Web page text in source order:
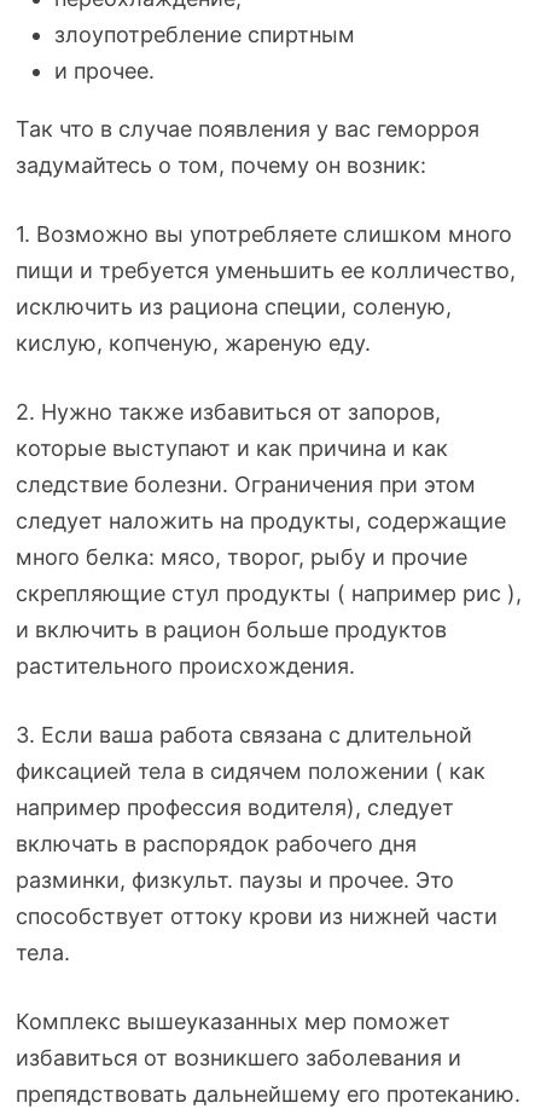
злоупотребление спиртным
и прочее.
Так что в случае появления у вас геморроя
задумайтесь о том, почему он возник:
1. Возможно вы употребляете слишком много
пищи и требуется уменьшить ее колличество,
исключить из рациона специи, соленую,
кислую, копченую, жареную еду.
2. Нужно также избавиться от запоров,
которые выступают и как причина и как
следствие болезни. Ограничения при этом
следует наложить на продукты, содержащие
много белка: мясо, творог, рыбу и прочие
скрепляющие стул продукты ( например рис ),
и включить в рацион больше продуктов
растительного происхождения.
3. Если ваша работа связана с длительной
фиксацией тела в сидячем положении ( как
например профессия водителя), следует
включать в распорядок рабочего дня
разминки, физкульт. паузы и прочее. Это
способствует оттоку крови из нижней части
тела.
Комплекс вышеуказанных мер поможет
избавиться от возникшего заболевания и
препядствовать дальнейшему его протеканию.